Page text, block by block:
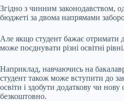
Згідно з чинним законодавством,
бюджеті за двома напрямами
Але якщо студент бажає отримати
може поєднувати різні освітні рівні.
Наприклад, навчаючись на
студент також може вступити до
освіти і здобути додаткову чи нову
безкоштовно.